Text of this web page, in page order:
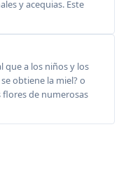
y acequias. Este
que a los niños y los
obtiene la miel? o
flores de numerosas